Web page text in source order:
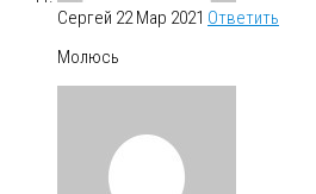
Сергей 22 Мар 2021 Ответить
Молюсь